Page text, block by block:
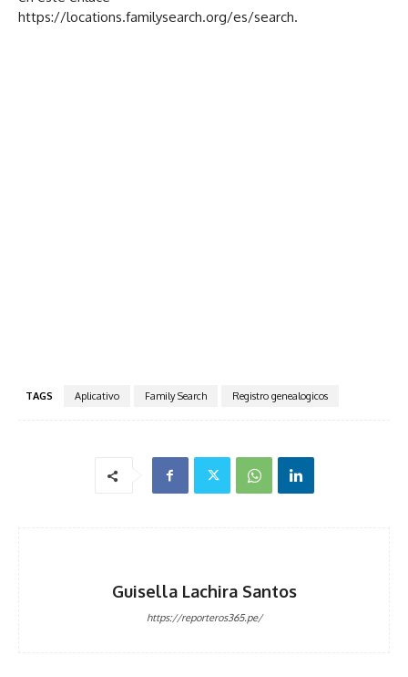
https://locations.familysearch.org/es/search.
TAGS Aplicativo Family Search Registro genealogicos
Guisella Lachira Santos
https://reporteros365.pe/